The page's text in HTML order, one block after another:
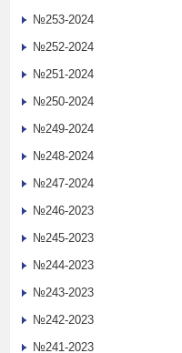
№253-2024
№252-2024
№251-2024
№250-2024
№249-2024
№248-2024
№247-2024
№246-2023
№245-2023
№244-2023
№243-2023
№242-2023
№241-2023